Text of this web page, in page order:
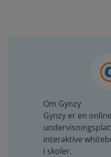
Om Gynzy
Gynzy er en
interaktive
i skoler.